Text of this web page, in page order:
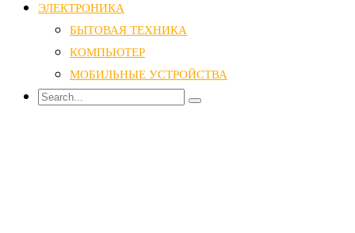
ЭЛЕКТРОНИКА
БЫТОВАЯ ТЕХНИКА
КОМПЬЮТЕР
МОБИЛЬНЫЕ УСТРОЙСТВА